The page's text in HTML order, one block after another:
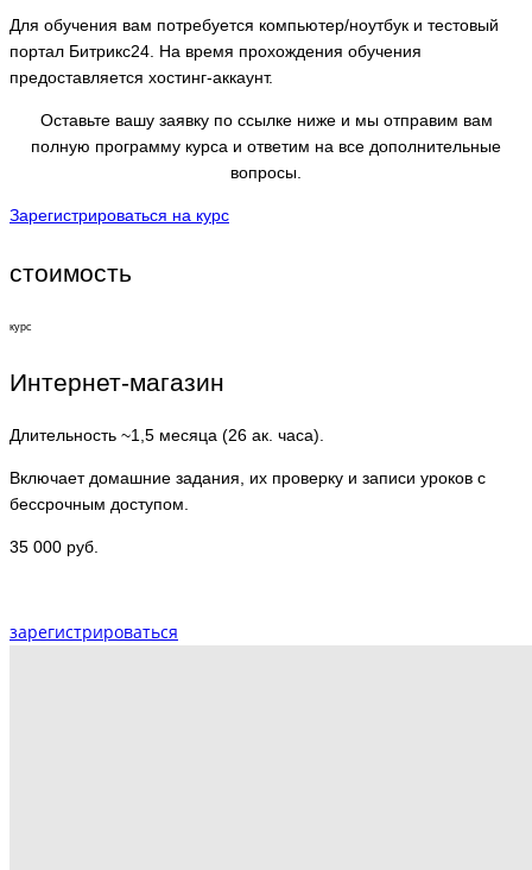
Для обучения вам потребуется компьютер/ноутбук и тестовый
портал Битрикс24. На время прохождения обучения
предоставляется хостинг-аккаунт.
Оставьте вашу заявку по ссылке ниже и мы отправим вам
полную программу курса и ответим на все дополнительные
вопросы.
Зарегистрироваться на курс
стоимость
курс
Интернет-магазин
Длительность ~1,5 месяца (26 ак. часа).
Включает домашние задания, их проверку и записи уроков с
бессрочным доступом.
35 000 руб.
зарегистрироваться